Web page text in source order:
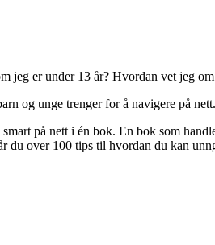
jeg er under 13 år? Hvordan vet jeg
og unge trenger for å navigere på
på nett i én bok. En bok som
du over 100 tips til hvordan du kan